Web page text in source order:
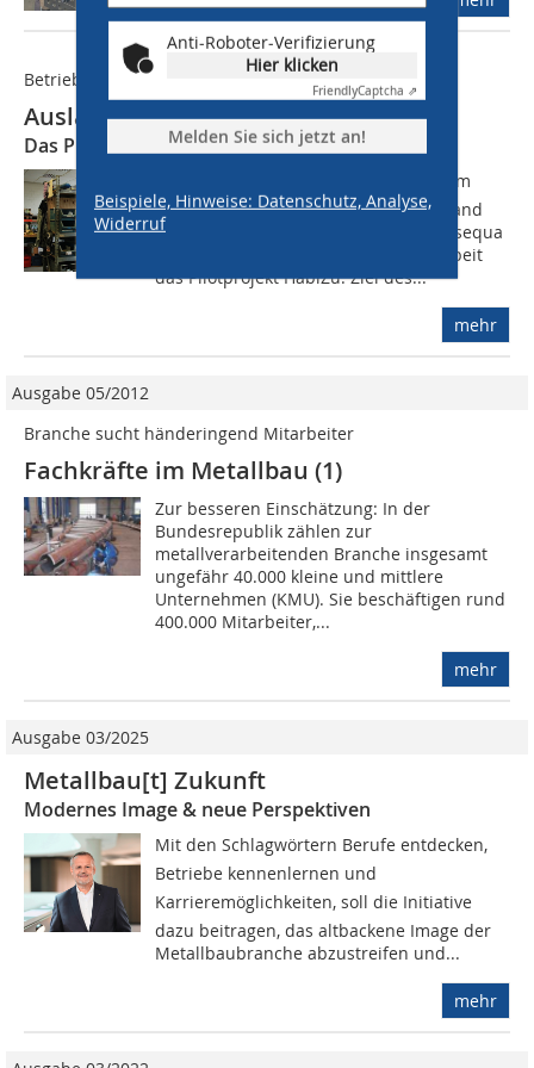
Anti-Roboter-Verifizierung
Hier klicken
FriendlyCaptcha ⇗
Melden Sie sich jetzt an!
Beispiele, Hinweise: Datenschutz, Analyse,
Widerruf
Betriebsmanagement
Ausländische Fachkräfte gewinnen
Das Programm HabiZu
Handwerk bietet Zukunft  unter diesem
Motto starteten 2020 der Zentralverband
des Deutschen Handwerks (ZDH), die sequa
GmbH und die Bundesagentur für Arbeit
das Pilotprojekt HabiZu. Ziel des...
mehr
Ausgabe 05/2012
Branche sucht händeringend Mitarbeiter
Fachkräfte im Metallbau (1)
Zur besseren Einschätzung: In der
Bundesrepublik zählen zur
metallverarbeitenden Branche insgesamt
ungefähr 40.000 kleine und mittlere
Unternehmen (KMU). Sie beschäftigen rund
400.000 Mitarbeiter,...
mehr
Ausgabe 03/2025
Metallbau[t] Zukunft
Modernes Image & neue Perspektiven
Mit den Schlagwörtern Berufe entdecken,
Betriebe kennenlernen und
Karrieremöglichkeiten, soll die Initiative
dazu beitragen, das altbackene Image der
Metallbaubranche abzustreifen und...
mehr